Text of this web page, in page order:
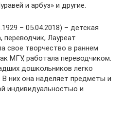
и арбуз» и другие.
– 05.04.2018) – детская
переводчик, Лауреат
свое творчество в раннем
МГУ, работала переводчиком.
дошкольников легко
В них она наделяет предметы и
индивидуальностью и